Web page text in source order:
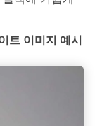
트 이미지 예시